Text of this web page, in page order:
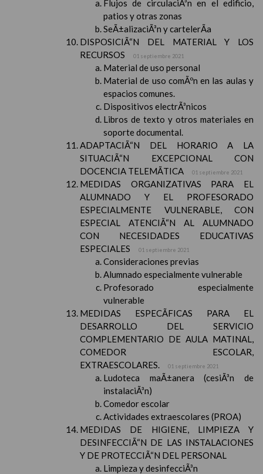
Flujos de circulaciÃ³n en el edificio,
patios y otras zonas
SeÃ±alizaciÃ³n y cartelerÃ­a
DISPOSICIÃ“N DEL MATERIAL Y LOS
RECURSOS
01 septiembre 2021
Material de uso personal
Material de uso comÃºn en las aulas y
espacios comunes.
Dispositivos electrÃ³nicos
Libros de texto y otros materiales en
soporte documental.
ADAPTACIÃ“N DEL HORARIO A LA
SITUACIÃ“N EXCEPCIONAL CON
DOCENCIA TELEMÃTICA
01 septiembre 2021
MEDIDAS ORGANIZATIVAS PARA EL
ALUMNADO Y EL PROFESORADO
ESPECIALMENTE VULNERABLE, CON
ESPECIAL ATENCIÃ“N AL ALUMNADO
CON NECESIDADES EDUCATIVAS
ESPECIALES
01 septiembre 2021
Consideraciones previas
Alumnado especialmente vulnerable
Profesorado especialmente
vulnerable
MEDIDAS ESPECÃFICAS PARA EL
DESARROLLO DEL SERVICIO
COMPLEMENTARIO DE AULA MATINAL,
COMEDOR ESCOLAR,
EXTRAESCOLARES.
01 septiembre 2021
Ludoteca maÃ±anera (cesiÃ³n de
instalaciÃ³n)
Comedor escolar
Actividades extraescolares (PROA)
MEDIDAS DE HIGIENE, LIMPIEZA Y
DESINFECCIÃ“N DE LAS INSTALACIONES
Y DE PROTECCIÃ“N DEL PERSONAL
Limpieza y desinfecciÃ³n